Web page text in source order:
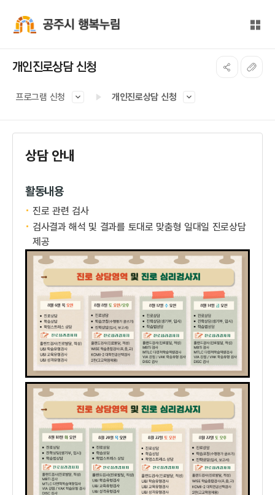
전체
개인진로상담 신청
프로그램 신청 개인진로상담 신청
상담 안내
활동내용
진로 관련 검사
검사결과 해석 및 결과를 토대로 맞춤형 일대일 진로상담
제공